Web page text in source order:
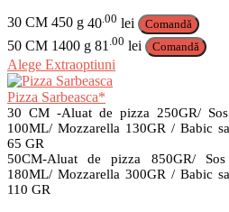
produsului.
30 CM 450 g 40 .00 lei Comandă
50 CM 1400 g 81 .00 lei Comandă
Acest
produs
are
mai
multe
variații.
Opțiunile
pot
fi
Alege Extraoptiuni
Pizza Sarbeasca*
30 CM -Aluat de pizza 250GR/
100ML/ Mozzarella 130GR / Babic
65 GR
50CM-Aluat de pizza 850GR/
180ML/ Mozzarella 300GR / Babic
110 GR